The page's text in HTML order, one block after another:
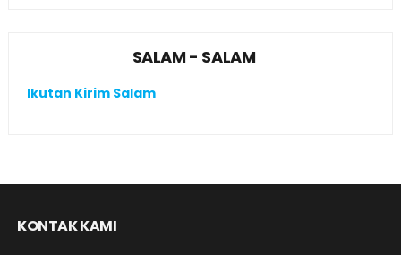
SALAM - SALAM
Ikutan Kirim Salam
KONTAK KAMI